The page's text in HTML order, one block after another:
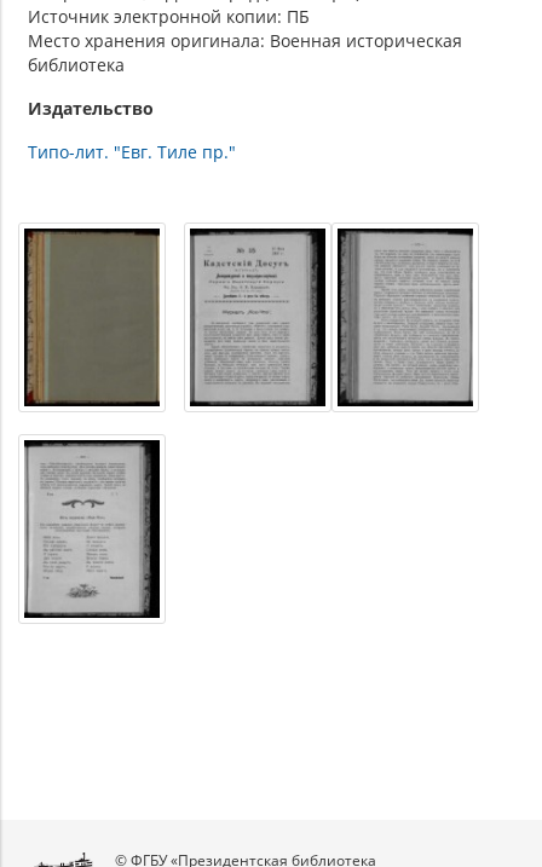
Источник электронной копии: ПБ
Место хранения оригинала: Военная историческая
библиотека
Издательство
Типо-лит. "Евг. Тиле пр."
© ФГБУ «Президентская библиотека